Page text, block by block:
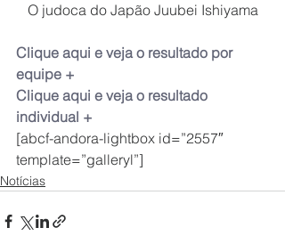
O judoca do Japão Juubei Ishiyama
Clique aqui e veja o resultado por
equipe +
Clique aqui e veja o resultado
individual +
[abcf-andora-lightbox id=”2557″
template=”galleryl”]
Notícias